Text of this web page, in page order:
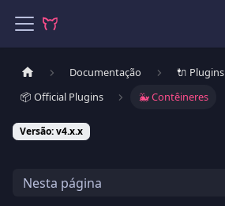
Documentação
🔌 Plugins
📦 Official Plugins
🐳 Contêineres
Versão: v4.x.x
Nesta página